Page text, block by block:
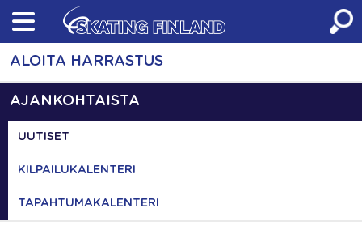
Skip
content
ALOITA HARRASTUS
AJANKOHTAISTA
UUTISET
KILPAILUKALENTERI
TAPAHTUMAKALENTERI